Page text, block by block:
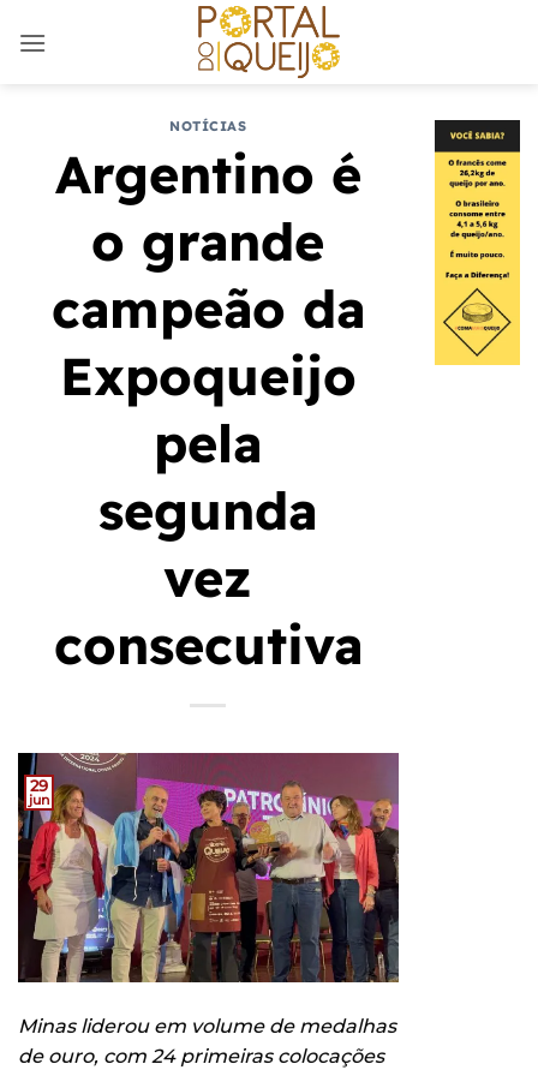
NOTÍCIAS
Argentino é
o grande
campeão da
Expoqueijo
pela
segunda
vez
consecutiva
29
jun
Minas liderou em volume de medalhas
de ouro, com 24 primeiras colocações